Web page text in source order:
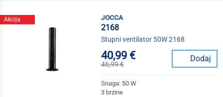
Akcija
jocca
2168
Stupni ventilator 50W 2168
40,99 €
46,99 €
Dodaj
Snaga: 50 W
3 brzine